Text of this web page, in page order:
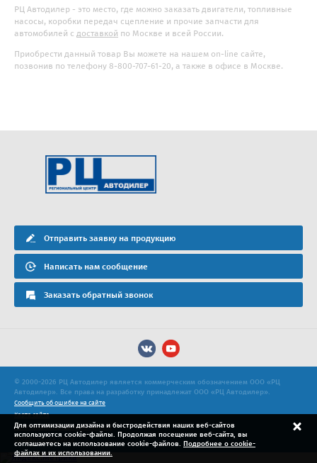
РЦ Автодилер - это место, где можно заказать двигатели, топливные
насосы, коробки передач сцепление и прочие запчасти для
автомобилей с доставкой по Москве и всей России.
Приобрести данный товар Вы можете на нашем on-line сайте,
позвонив по телефону 8-800-707-61-20, а также в офисе в Москве.
Отправить заявку на продукцию
Написать нам сообщение
Заказать обратный звонок
© 2000-2026 РЦ Автодилер является коммерческим обозначением ООО «РЦ
Автодилер». Все права на разработку принадлежат ООО «РЦ Автодилер».
Сообщить об ошибке на сайте
Карта сайта
Политика конфиденциальности
Продвижение сайта
Для оптимизации дизайна и быстродействия наших веб-сайтов
используются cookie-файлы. Продолжая посещение веб-сайта, вы
соглашаетесь на использование cookie-файлов. Подробнее о cookie-
файлах и их использовании.